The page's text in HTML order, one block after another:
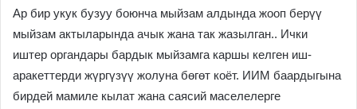
Ар бир укук бузуу боюнча мыйзам алдында жооп берүү
мыйзам актыларында ачык жана так жазылган.. Ички
иштер органдары бардык мыйзамга каршы келген иш-
аракеттерди жүргүзүү жолуна бөгөт коёт. ИИМ баардыгына
бирдей мамиле кылат жана саясий маселелерге